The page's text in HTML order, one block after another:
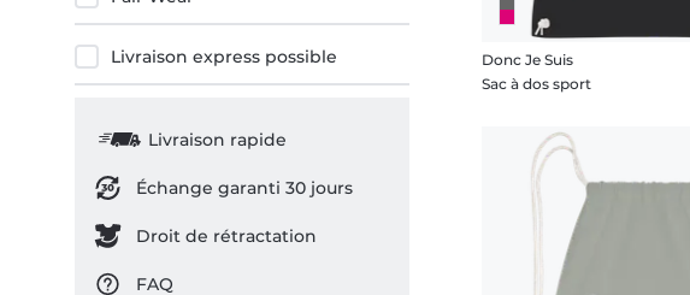
Livraison express possible
Livraison rapide
Échange garanti 30 jours
Droit de rétractation
FAQ
Donc Je Suis
Sac à dos sport